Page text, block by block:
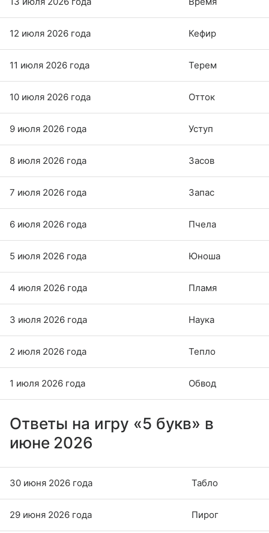
12 июля 2026 года Кефир
11 июля 2026 года Терем
10 июля 2026 года Отток
9 июля 2026 года Уступ
8 июля 2026 года Засов
7 июля 2026 года Запас
6 июля 2026 года Пчела
5 июля 2026 года Юноша
4 июля 2026 года Пламя
3 июля 2026 года Наука
2 июля 2026 года Тепло
1 июля 2026 года Обвод
Ответы на игру «5 букв» в
июне 2026
30 июня 2026 года Табло
29 июня 2026 года Пирог